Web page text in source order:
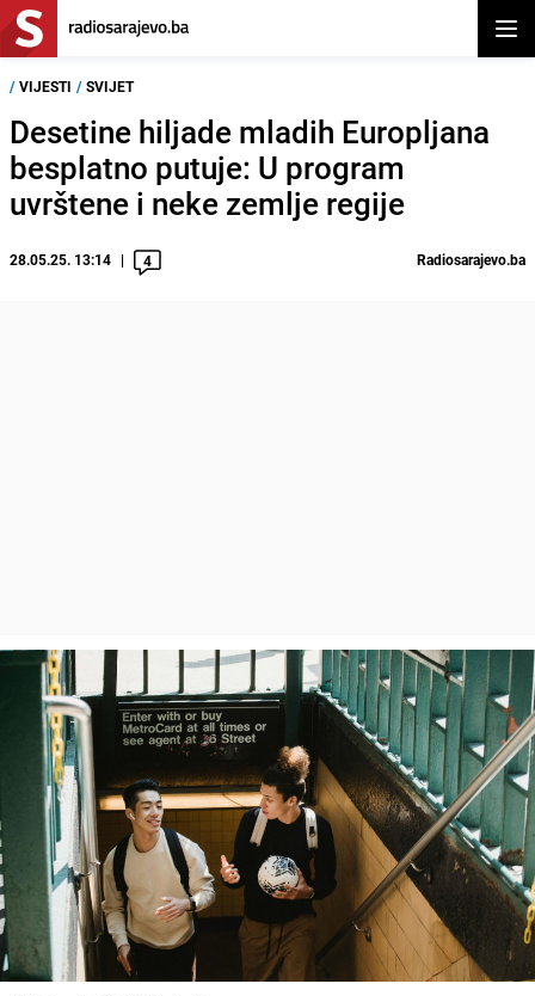
/ VIJESTI / SVIJET
Desetine hiljade mladih Europljana
besplatno putuje: U program
uvrštene i neke zemlje regije
28.05.25. 13:14 4 Radiosarajevo.ba